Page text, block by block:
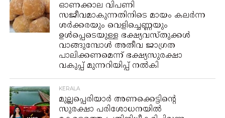
ഓണക്കാല വിപണി
സജീവമാകുന്നതിനിടെ മായം കലർന്ന
ശർക്കരയും വെളിച്ചെണ്ണയും
ഉൾപ്പെടെയുള്ള ഭക്ഷ്യവസ്തുക്കൾ
വാങ്ങുമ്പോൾ അതീവ ജാഗ്രത
പാലിക്കണമെന്ന് ഭക്ഷ്യസുരക്ഷാ
വകുപ്പ് മുന്നറിയിപ്പ് നൽകി
KERALA
മുല്ലപ്പെരിയാർ അണക്കെട്ടിന്റെ
സുരക്ഷാ പരിശോധനയിൽ